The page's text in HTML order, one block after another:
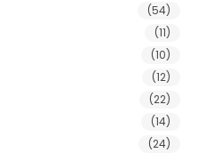
(54)
(11)
(10)
(12)
(22)
(14)
(24)